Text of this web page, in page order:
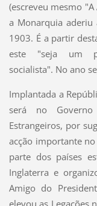
(escreveu mesmo
a Monarquia aderiu
1903. É a partir
este "seja um
socialista". No ano
Implantada a
será no
Estrangeiros, por
acção importante
parte dos países
Inglaterra e
Amigo do